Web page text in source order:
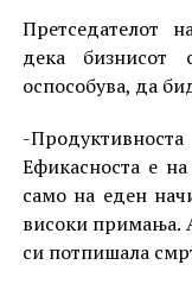
Претседателот
дека бизнисот
оспособува, да
-
Ефикасноста е
само на еден
високи примања.
си потпишала